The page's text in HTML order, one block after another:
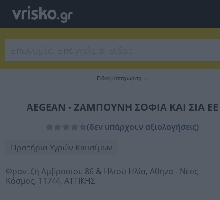
Ειδική Καταχώριση
AEGEAN - ΖΑΜΠΟΥΝΗ ΣΟΦΙΑ ΚΑΙ ΣΙΑ ΕΕ
(δεν υπάρχουν αξιολογήσεις)
Πρατήρια Υγρών Καυσίμων
Φραντζή Αμβροσίου 86 & Ηλιού Ηλία, Αθήνα - Νέος
Κόσμος, 11744, ΑΤΤΙΚΗΣ